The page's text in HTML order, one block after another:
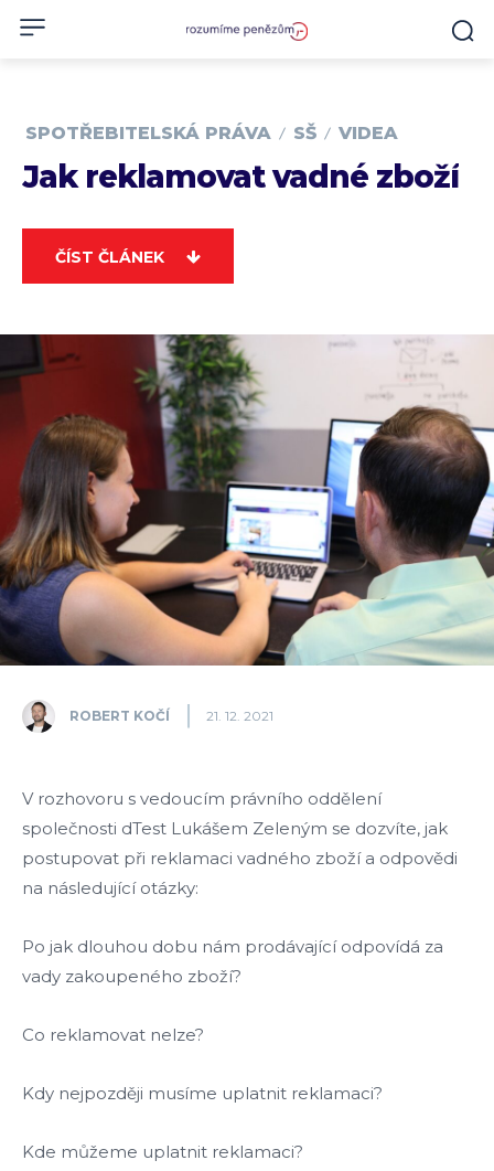
SPOTŘEBITELSKÁ PRÁVA SŠ VIDEA
Jak reklamovat vadné zboží
ČÍST ČLÁNEK
ROBERT KOČÍ 21. 12. 2021
V rozhovoru s vedoucím právního oddělení
společnosti dTest Lukášem Zeleným se dozvíte, jak
postupovat při reklamaci vadného zboží a odpovědi
na následující otázky:
Po jak dlouhou dobu nám prodávající odpovídá za
vady zakoupeného zboží?
Co reklamovat nelze?
Kdy nejpozději musíme uplatnit reklamaci?
Kde můžeme uplatnit reklamaci?